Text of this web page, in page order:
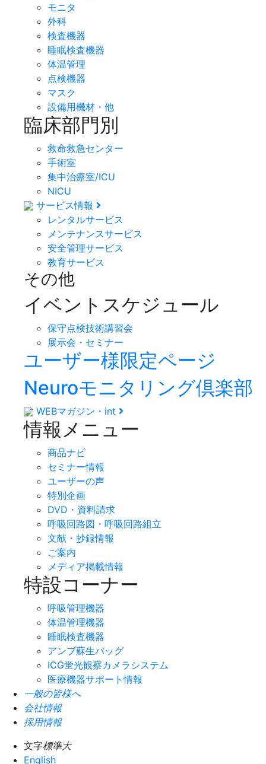
モニタ
外科
検査機器
睡眠検査機器
体温管理
点検機器
マスク
設備用機材・他
臨床部門別
救命救急センター
手術室
集中治療室/ICU
NICU
サービス情報
レンタルサービス
メンテナンスサービス
安全管理サービス
教育サービス
その他
イベントスケジュール
保守点検技術講習会
展示会・セミナー
ユーザー様限定ページ
Neuroモニタリング倶楽部
WEBマガジン・int
情報メニュー
商品ナビ
セミナー情報
ユーザーの声
特別企画
DVD・資料請求
呼吸回路図・呼吸回路組立
文献・抄録情報
ご案内
メディア掲載情報
特設コーナー
呼吸管理機器
体温管理機器
睡眠検査機器
アンブ蘇生バッグ
ICG蛍光観察カメラシステム
医療機器サポート情報
一般の皆様へ
会社情報
採用情報
文字標準大
English